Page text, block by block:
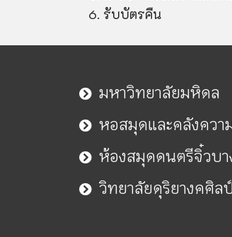
รับบัตรคืน
มหาวิทยาลัยมหิดล
หอสมุดและคลังคว
ห้องสมุดดนตรีจิ๋วบา
วิทยาลัยดุริยางคศิล